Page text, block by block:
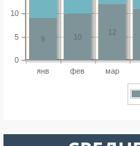
янв фев мар
0
5
10
12
10
9